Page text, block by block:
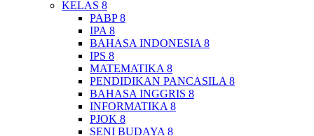
KELAS 8
PABP 8
IPA 8
BAHASA INDONESIA 8
IPS 8
MATEMATIKA 8
PENDIDIKAN PANCASILA 8
BAHASA INGGRIS 8
INFORMATIKA 8
PJOK 8
SENI BUDAYA 8